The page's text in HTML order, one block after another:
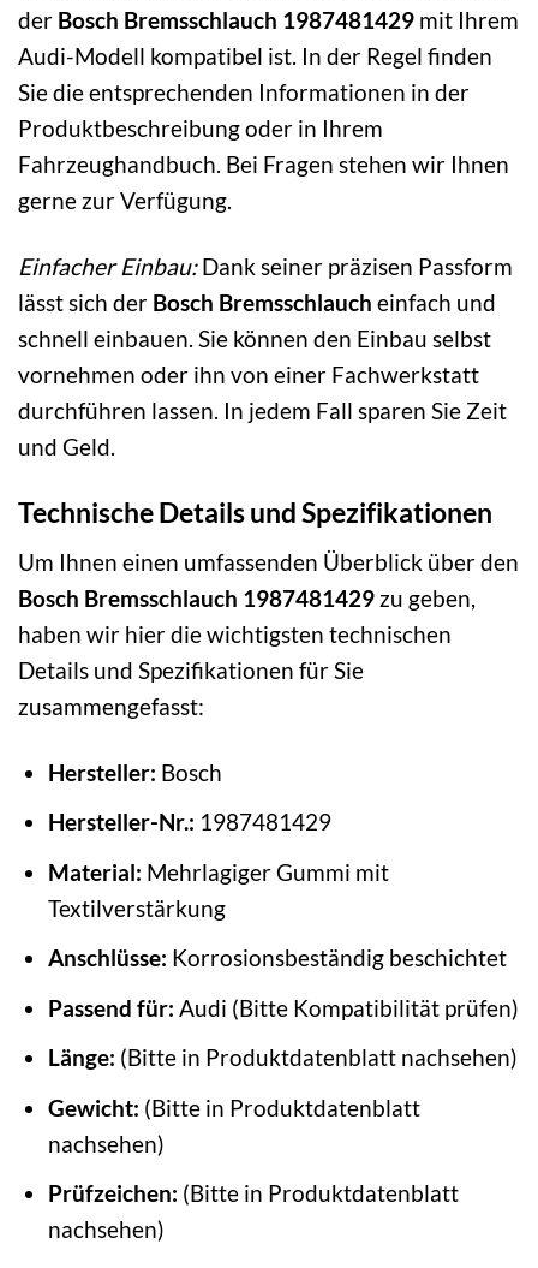
der Bosch Bremsschlauch 1987481429 mit Ihrem
Audi-Modell kompatibel ist. In der Regel finden
Sie die entsprechenden Informationen in der
Produktbeschreibung oder in Ihrem
Fahrzeughandbuch. Bei Fragen stehen wir Ihnen
gerne zur Verfügung.
Einfacher Einbau:Dank seiner präzisen Passform
lässt sich der Bosch Bremsschlauch einfach und
schnell einbauen. Sie können den Einbau selbst
vornehmen oder ihn von einer Fachwerkstatt
durchführen lassen. In jedem Fall sparen Sie Zeit
und Geld.
Technische Details und Spezifikationen
Um Ihnen einen umfassenden Überblick über den
Bosch Bremsschlauch 1987481429 zu geben,
haben wir hier die wichtigsten technischen
Details und Spezifikationen für Sie
zusammengefasst:
Hersteller: Bosch
Hersteller-Nr.: 1987481429
Material: Mehrlagiger Gummi mit
Textilverstärkung
Anschlüsse: Korrosionsbeständig beschichtet
Passend für: Audi (Bitte Kompatibilität prüfen)
Länge: (Bitte in Produktdatenblatt nachsehen)
Gewicht: (Bitte in Produktdatenblatt
nachsehen)
Prüfzeichen: (Bitte in Produktdatenblatt
nachsehen)